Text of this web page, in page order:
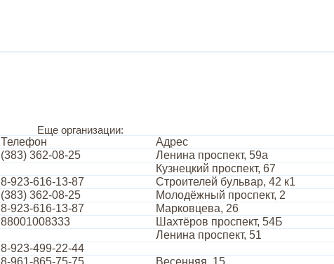
Еще организации:
Телефон
Адрес
(383) 362-08-25
Ленина проспект, 59а
Кузнецкий проспект, 67
8-923-616-13-87
Строителей бульвар, 42 к1
(383) 362-08-25
Молодёжный проспект, 2
8-923-616-13-87
Марковцева, 26
88001008333
Шахтёров проспект, 54Б
Ленина проспект, 51
8-923-499-22-44
8-961-865-75-75
Весенняя, 15